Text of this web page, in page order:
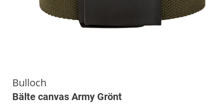
Bulloch
Bälte canvas Army Grönt